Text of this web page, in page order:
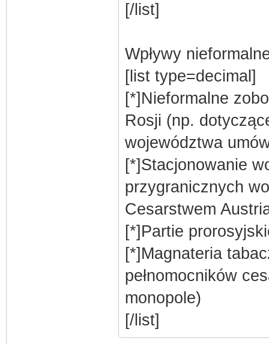
[/list]
Wpływy
[list type=decimal]
[*]Nieformalne
Rosji (np.
województwa
[*]Stacjonowanie
przygranicznych
Cesarstwem
[*]Partie
[*]Magnateria
pełnomocników
monopole)
[/list]